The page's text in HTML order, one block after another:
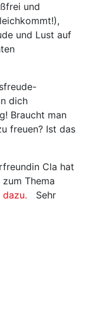
und
und Lust auf
dich
Braucht man
freuen? Ist das
Cla hat
Thema
dazu. Sehr